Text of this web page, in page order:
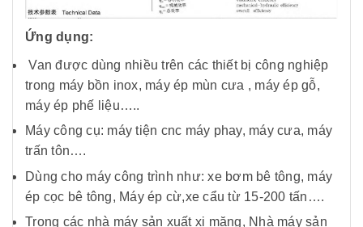
Ứng dụng:
Van được dùng nhiều trên các thiết bị công nghiệp
trong máy bồn inox, máy ép mùn cưa , máy ép gỗ,
máy ép phế liệu…..
Máy công cụ: máy tiện cnc máy phay, máy cưa, máy
trấn tôn….
Dùng cho máy công trình như: xe bơm bê tông, máy
ép cọc bê tông, Máy ép cừ,xe cẩu từ 15-200 tấn….
Trong các nhà máy sản xuất xi măng, Nhà máy sản